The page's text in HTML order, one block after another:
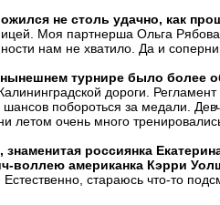
не столь удачно, как
Моя партнерша Ольга
нам не хватило. Да и
нынешнем турнире было более
дороги.
побороться за медали.
летом очень много
россиянка
воллею американка Кэрри
стараюсь что-то